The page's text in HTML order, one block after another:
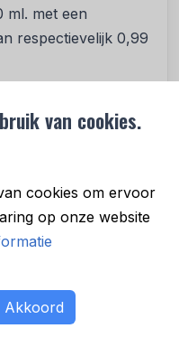
van cookies.
cookies om ervoor
op onze website
Akkoord
ml. met een
respectievelijk 0,99
Nederland
daarvoor een
partners.
in lijn met
gecertificeerd te